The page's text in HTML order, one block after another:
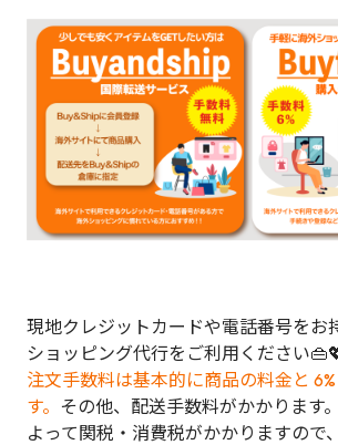
現地クレジットカードや電話番号をお
ショッピング代行をご利用ください
注文手数料は基本的に商品の料金と
す。 その他、配送手数料がかかります
よって関税・消費税がかかりますので